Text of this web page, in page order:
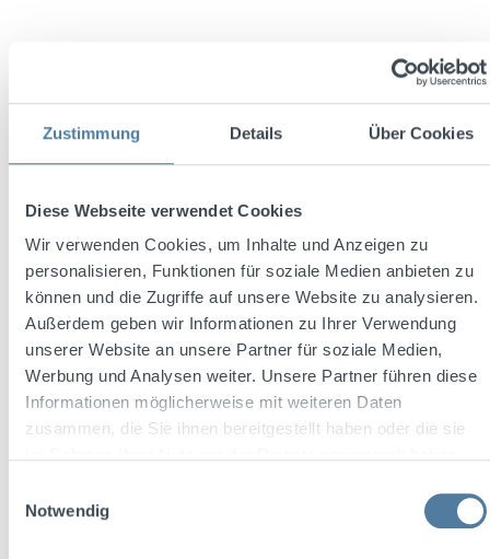
Zustimmung Details Über Cookies
Diese Webseite verwendet Cookies
Wir verwenden Cookies, um Inhalte und Anzeigen zu
personalisieren, Funktionen für soziale Medien anbieten zu
können und die Zugriffe auf unsere Website zu analysieren.
Außerdem geben wir Informationen zu Ihrer Verwendung
unserer Website an unsere Partner für soziale Medien,
Werbung und Analysen weiter. Unsere Partner führen diese
Informationen möglicherweise mit weiteren Daten
zusammen, die Sie ihnen bereitgestellt haben oder die sie
Notwendig
Durchschnittliche Bewertung von 4.7 von 5 Sternen
Kahler Asten 0,7l 35% Vol.
Inhalt:0.7 Liter (23,41 € / 1 Liter)